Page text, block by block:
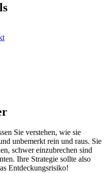
Sie verstehen, wie sie
unbemerkt rein und raus. Sie
schwer einzubrechen sind
Ihre Strategie sollte also
Entdeckungsrisiko!